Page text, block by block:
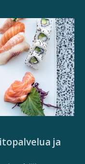
ja